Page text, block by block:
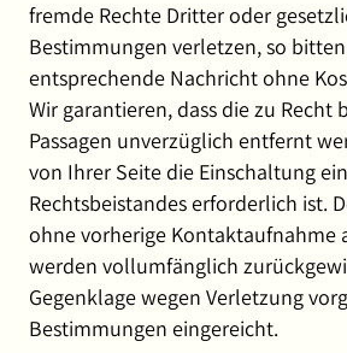
fremde Rechte Dritter oder
Bestimmungen verletzen, so
entsprechende Nachricht ohne
Wir garantieren, dass die zu Recht
Passagen unverzüglich entfernt
von Ihrer Seite die Einschaltung
Rechtsbeistandes erforderlich ist.
ohne vorherige Kontaktaufnahme
werden vollumfänglich
Gegenklage wegen Verletzung
Bestimmungen eingereicht.